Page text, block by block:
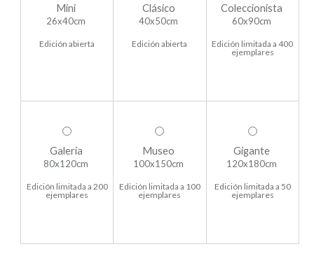
Mini
26x40cm
Edición abierta
Clásico
40x50cm
Edición abierta
Coleccionista
60x90cm
Edición limitada a 400
ejemplares
Galería
80x120cm
Edición limitada a 200
ejemplares
Museo
100x150cm
Edición limitada a 100
ejemplares
Gigante
120x180cm
Edición limitada a 50
ejemplares